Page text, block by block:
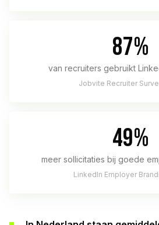
87%
van recruiters gebruikt
Jobvite Recruiter
49%
meer sollicitaties bij goede
LinkedIn Employer